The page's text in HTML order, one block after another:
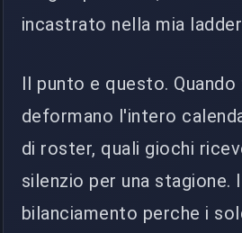
incastrato nella mia
Il punto e questo.
deformano l'intero
di roster, quali giochi
silenzio per una
bilanciamento perche i